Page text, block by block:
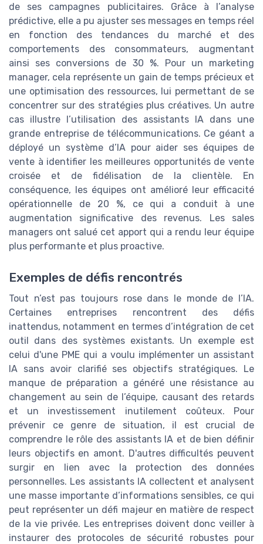
de ses campagnes publicitaires. Grâce à l’analyse
prédictive, elle a pu ajuster ses messages en temps réel
en fonction des tendances du marché et des
comportements des consommateurs, augmentant
ainsi ses conversions de 30 %. Pour un marketing
manager, cela représente un gain de temps précieux et
une optimisation des ressources, lui permettant de se
concentrer sur des stratégies plus créatives. Un autre
cas illustre l’utilisation des assistants IA dans une
grande entreprise de télécommunications. Ce géant a
déployé un système d’IA pour aider ses équipes de
vente à identifier les meilleures opportunités de vente
croisée et de fidélisation de la clientèle. En
conséquence, les équipes ont amélioré leur efficacité
opérationnelle de 20 %, ce qui a conduit à une
augmentation significative des revenus. Les sales
managers ont salué cet apport qui a rendu leur équipe
plus performante et plus proactive.
Exemples de défis rencontrés
Tout n’est pas toujours rose dans le monde de l’IA.
Certaines entreprises rencontrent des défis
inattendus, notamment en termes d’intégration de cet
outil dans des systèmes existants. Un exemple est
celui d'une PME qui a voulu implémenter un assistant
IA sans avoir clarifié ses objectifs stratégiques. Le
manque de préparation a généré une résistance au
changement au sein de l’équipe, causant des retards
et un investissement inutilement coûteux. Pour
prévenir ce genre de situation, il est crucial de
comprendre le rôle des assistants IA et de bien définir
leurs objectifs en amont. D'autres difficultés peuvent
surgir en lien avec la protection des données
personnelles. Les assistants IA collectent et analysent
une masse importante d’informations sensibles, ce qui
peut représenter un défi majeur en matière de respect
de la vie privée. Les entreprises doivent donc veiller à
instaurer des protocoles de sécurité robustes pour